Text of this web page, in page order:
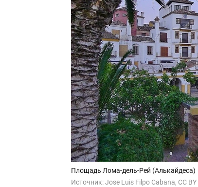
Площадь Лома-дель-Рей (Алькайдеса)
Источник:Jose Luis Filpo Cabana, CC